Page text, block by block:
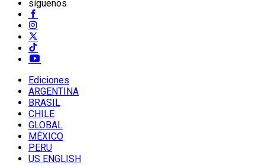
síguenos
Ediciones
ARGENTINA
BRASIL
CHILE
GLOBAL
MÉXICO
PERU
US ENGLISH